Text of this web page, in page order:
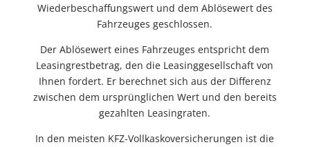
Wiederbeschaffungswert und dem Ablösewert des
Fahrzeuges geschlossen.
Der Ablösewert eines Fahrzeuges entspricht dem
Leasingrestbetrag, den die Leasinggesellschaft von
Ihnen fordert. Er berechnet sich aus der Differenz
zwischen dem ursprünglichen Wert und den bereits
gezahlten Leasingraten.
In den meisten KFZ-Vollkaskoversicherungen ist die